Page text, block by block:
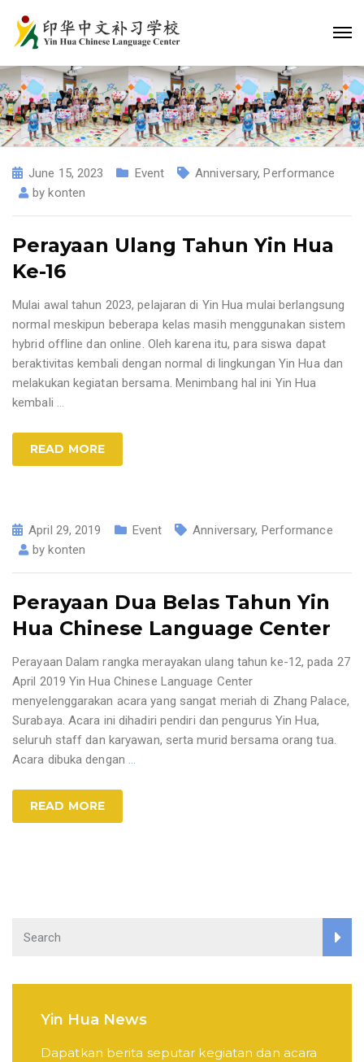
June 15, 2023 Event Anniversary,Performance
bykonten
Perayaan Ulang Tahun Yin Hua
Ke-16
Mulai awal tahun 2023, pelajaran di Yin Hua mulai berlangsung
normal meskipun beberapa kelas masih menggunakan sistem
hybrid offline dan online. Oleh karena itu, para siswa dapat
beraktivitas kembali dengan normal di lingkungan Yin Hua dan
melakukan kegiatan bersama. Menimbang hal ini Yin Hua
kembali …
READ MORE
April 29, 2019 Event Anniversary, Performance
bykonten
Perayaan Dua Belas Tahun Yin
Hua Chinese Language Center
Perayaan Dalam rangka merayakan ulang tahun ke-12, pada 27
April 2019 Yin Hua Chinese Language Center
menyelenggarakan acara yang sangat meriah di Zhang Palace,
Surabaya. Acara ini dihadiri pendiri dan pengurus Yin Hua,
seluruh staff dan karyawan, serta murid bersama orang tua.
Acara dibuka dengan …
READ MORE
Yin Hua News
Dapatkan berita seputar kegiatan dan acara